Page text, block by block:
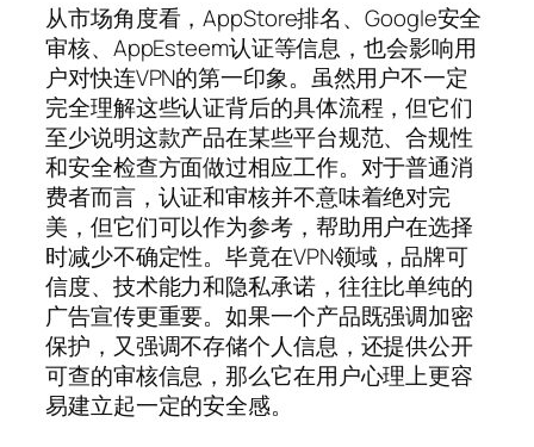
从市场角度看，AppStore排名、Google安全
审核、AppEsteem认证等信息，也会影响用
户对快连VPN的第一印象。虽然用户不一定
完全理解这些认证背后的具体流程，但它们
至少说明这款产品在某些平台规范、合规性
和安全检查方面做过相应工作。对于普通消
费者而言，认证和审核并不意味着绝对完
美，但它们可以作为参考，帮助用户在选择
时减少不确定性。毕竟在VPN领域，品牌可
信度、技术能力和隐私承诺，往往比单纯的
广告宣传更重要。如果一个产品既强调加密
保护，又强调不存储个人信息，还提供公开
可查的审核信息，那么它在用户心理上更容
易建立起一定的安全感。